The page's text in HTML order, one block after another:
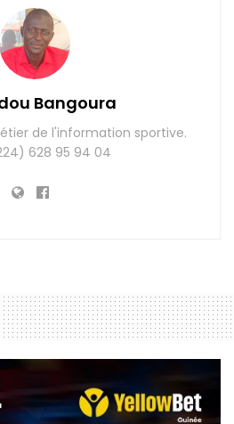
Bangoura
de l'information sportive.
628 95 94 04